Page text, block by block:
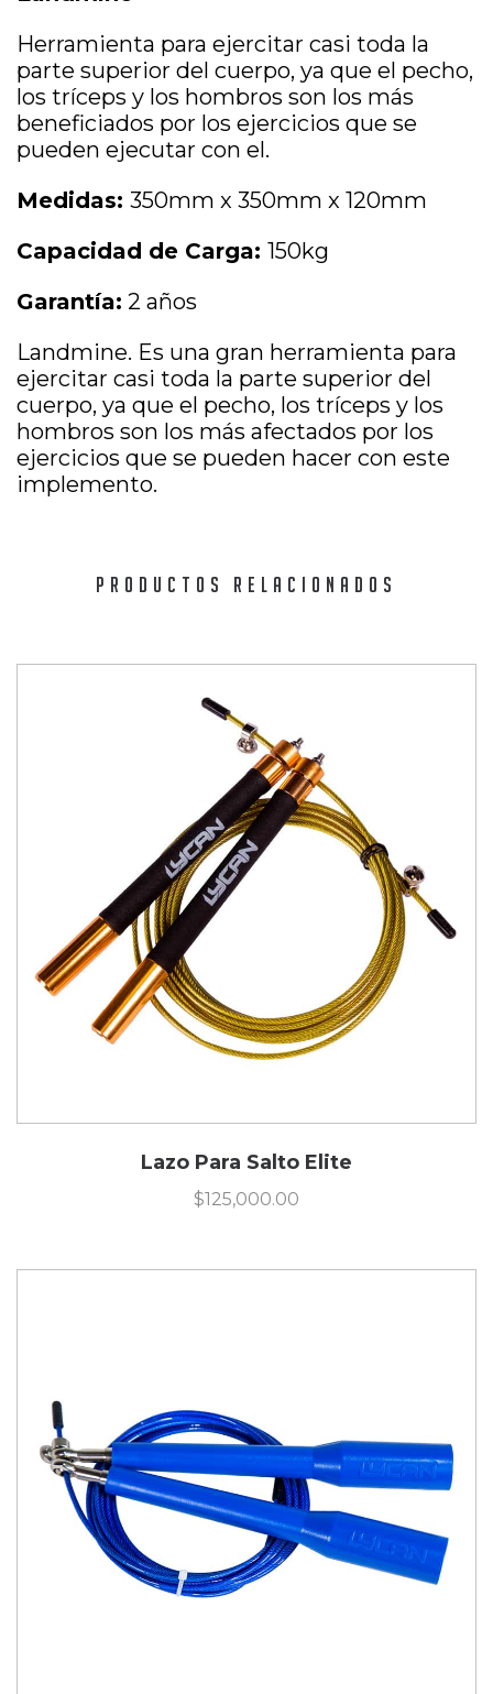
Herramienta para ejercitar casi toda la
parte superior del cuerpo, ya que el pecho,
los tríceps y los hombros son los más
beneficiados por los ejercicios que se
pueden ejecutar con el.
Medidas: 350mm x 350mm x 120mm
Capacidad de Carga: 150kg
Garantía: 2 años
Landmine. Es una gran herramienta para
ejercitar casi toda la parte superior del
cuerpo, ya que el pecho, los tríceps y los
hombros son los más afectados por los
ejercicios que se pueden hacer con este
implemento.
PRODUCTOS RELACIONADOS
Lazo Para Salto Elite
$125,000.00